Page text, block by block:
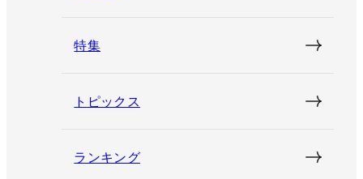
特集
トピックス
ランキング